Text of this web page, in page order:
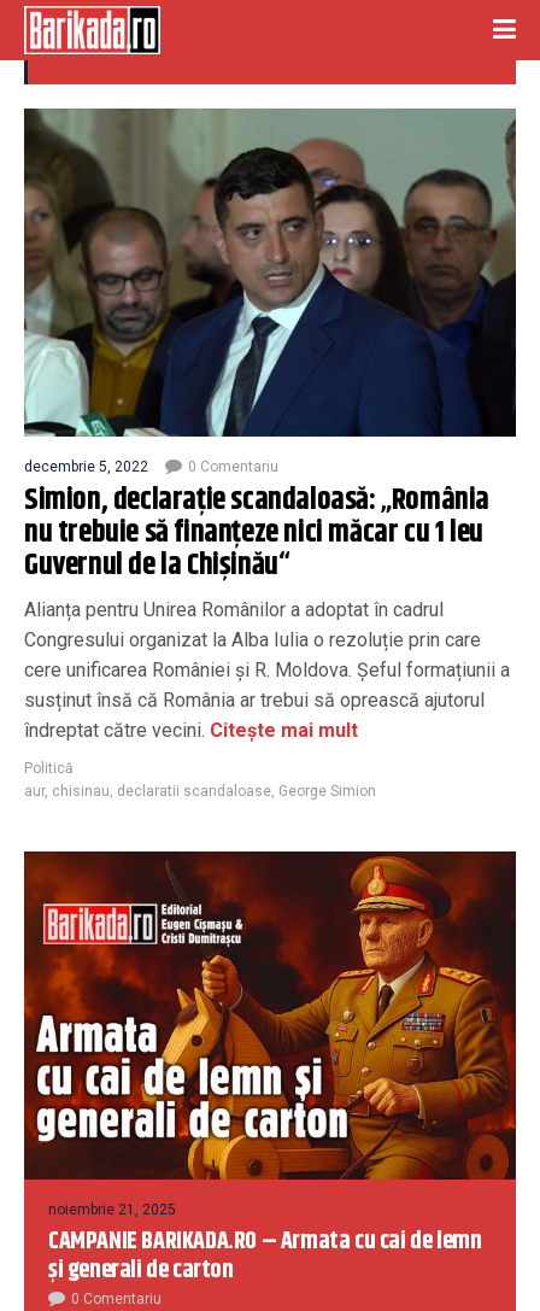
declaratii scandaloase
decembrie 5, 2022 0 Comentariu
Simion, declarație scandaloasă: „România
nu trebuie să finanţeze nici măcar cu 1 leu
Guvernul de la Chişinău“
Alianța pentru Unirea Românilor a adoptat în cadrul
Congresului organizat la Alba Iulia o rezoluție prin care
cere unificarea României și R. Moldova. Șeful formațiunii a
susținut însă că România ar trebui să oprească ajutorul
îndreptat către vecini. Citește mai mult
Politică
aur, chisinau, declaratii scandaloase, George Simion
noiembrie 21, 2025
CAMPANIE BARIKADA.RO – Armata cu cai de lemn
și generali de carton
0 Comentariu